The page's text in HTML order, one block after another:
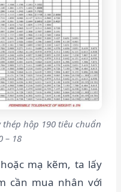
hộp 190 tiêu chuẩn
– 18
mạ kẽm, ta lấy
cần mua nhân với